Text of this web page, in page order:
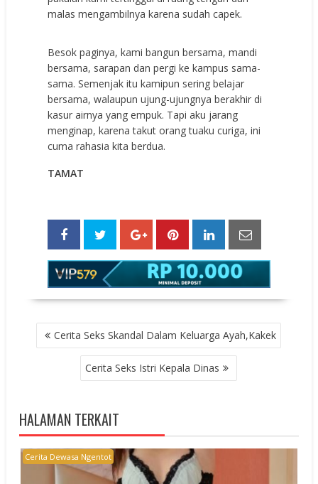
malas mengambilnya karena sudah capek.
Besok paginya, kami bangun bersama, mandi
bersama, sarapan dan pergi ke kampus sama-
sama. Semenjak itu kamipun sering belajar
bersama, walaupun ujung-ujungnya berakhir di
kasur airnya yang empuk. Tapi aku jarang
menginap, karena takut orang tuaku curiga, ini
cuma rahasia kita berdua.
TAMAT
POST
NAVIGATION
Cerita Seks Skandal Dalam Keluarga Ayah,Kakek
Cerita Seks Istri Kepala Dinas
HALAMAN TERKAIT
Cerita Dewasa Ngentot